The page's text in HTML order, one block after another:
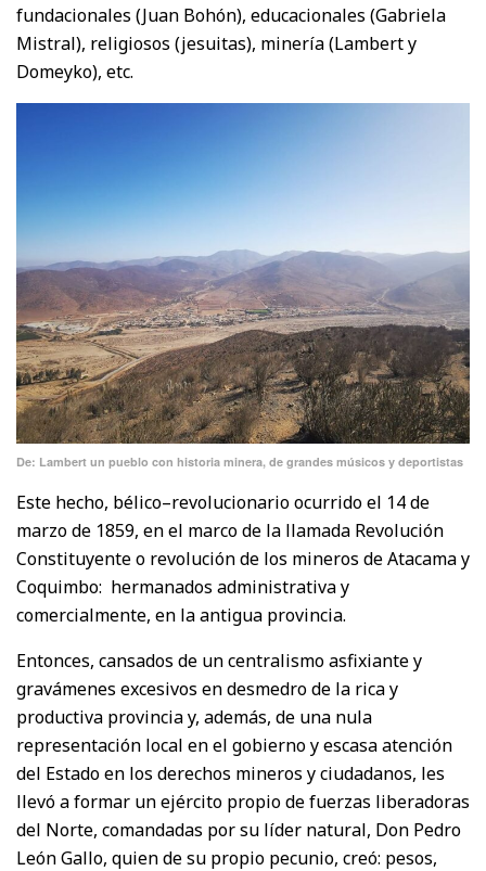
fundacionales (Juan Bohón), educacionales (Gabriela
Mistral), religiosos (jesuitas), minería (Lambert y
Domeyko), etc.
De: Lambert un pueblo con historia minera, de grandes músicos y deportistas
Este hecho, bélico–revolucionario ocurrido el 14 de
marzo de 1859, en el marco de la llamada Revolución
Constituyente o revolución de los mineros de Atacama y
Coquimbo: hermanados administrativa y
comercialmente, en la antigua provincia.
Entonces, cansados de un centralismo asfixiante y
gravámenes excesivos en desmedro de la rica y
productiva provincia y, además, de una nula
representación local en el gobierno y escasa atención
del Estado en los derechos mineros y ciudadanos, les
llevó a formar un ejército propio de fuerzas liberadoras
del Norte, comandadas por su líder natural, Don Pedro
León Gallo, quien de su propio pecunio, creó: pesos,